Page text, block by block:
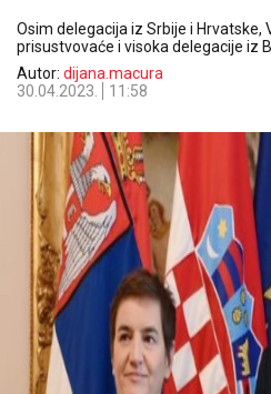
Osim delegacija iz Srbije i Hrvatske,
prisustvovaće i visoka delegacije iz
Autor: dijana.macura
30.04.2023.
11:58